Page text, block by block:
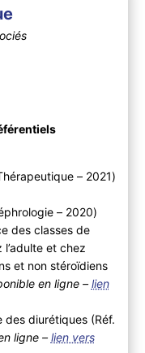
– 2021)
– 2020)
des classes de
et chez
et non stéroïdiens
en ligne – lien
des diurétiques (Réf.
ligne – lien vers